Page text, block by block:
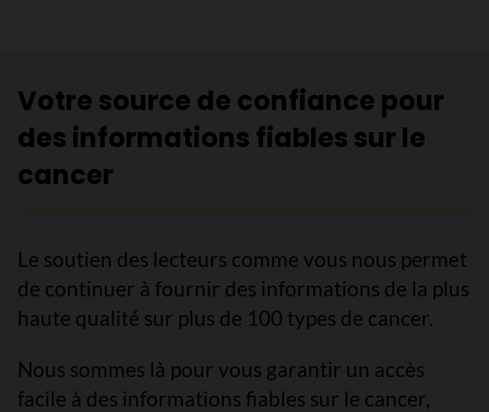
Votre source de confiance pour
des informations fiables sur le
cancer
Le soutien des lecteurs comme vous nous permet
de continuer à fournir des informations de la plus
haute qualité sur plus de 100 types de cancer.
Nous sommes là pour vous garantir un accès
facile à des informations fiables sur le cancer,